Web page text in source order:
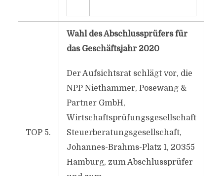
TOP 5.
Wahl des Abschlussprüfers für
das Geschäftsjahr 2020
Der Aufsichtsrat schlägt vor, die
NPP Niethammer, Posewang &
Partner GmbH,
Wirtschaftsprüfungsgesellschaft
Steuerberatungsgesellschaft,
Johannes-Brahms-Platz 1, 20355
Hamburg, zum Abschlussprüfer